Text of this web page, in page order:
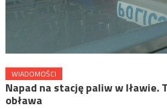
WIADOMOŚCI
Napad na stację paliw w Iławie.
obława